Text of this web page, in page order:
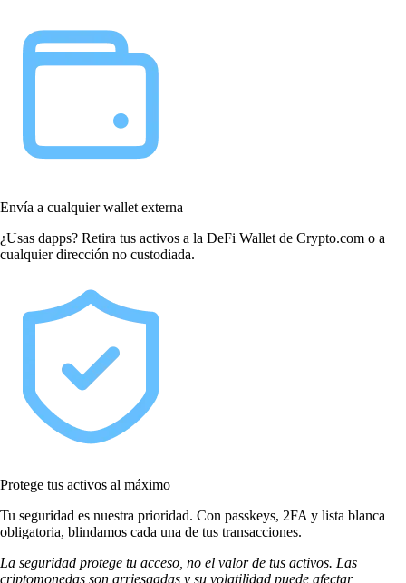
Envía a cualquier wallet externa
¿Usas dapps? Retira tus activos a la DeFi Wallet de Crypto.com o a
cualquier dirección no custodiada.
Protege tus activos al máximo
Tu seguridad es nuestra prioridad. Con passkeys, 2FA y lista blanca
obligatoria, blindamos cada una de tus transacciones.
La seguridad protege tu acceso, no el valor de tus activos. Las
criptomonedas son arriesgadas y su volatilidad puede afectar